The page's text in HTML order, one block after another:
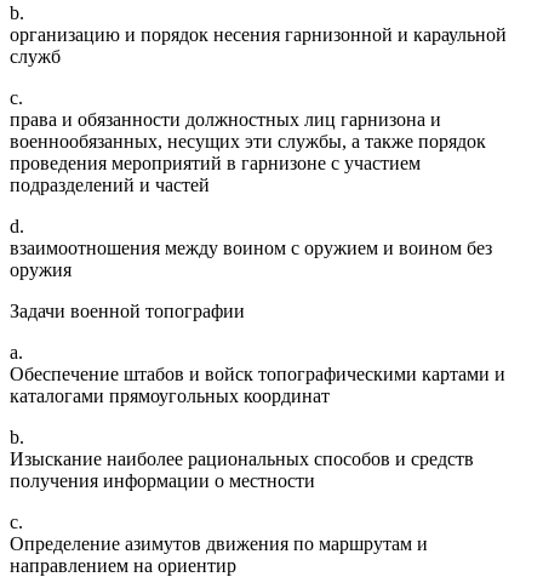
b.
организацию и порядок несения гарнизонной и караульной
служб
c.
права и обязанности должностных лиц гарнизона и
военнообязанных, несущих эти службы, а также порядок
проведения мероприятий в гарнизоне с участием
подразделений и частей
d.
взаимоотношения между воином с оружием и воином без
оружия
Задачи военной топографии
a.
Обеспечение штабов и войск топографическими картами и
каталогами прямоугольных координат
b.
Изыскание наиболее рациональных способов и средств
получения информации о местности
c.
Определение азимутов движения по маршрутам и
направлением на ориентир